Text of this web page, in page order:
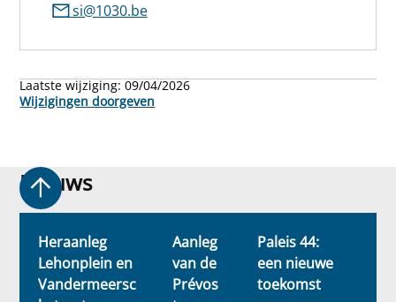
si@1030.be
Laatste wijziging:09/04/2026
Wijzigingen doorgeven
Nieuws
Nieuws
Heraanleg
Lehonplein en
Vandermeersc
Aanleg
van de
Prévos
Paleis 44:
een nieuwe
toekomst